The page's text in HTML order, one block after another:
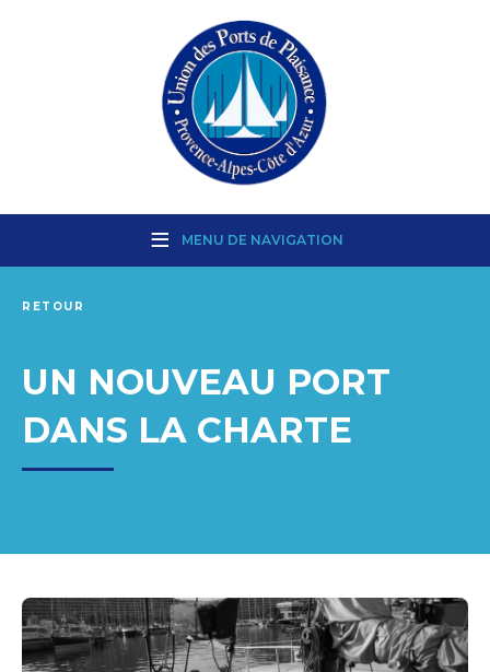
MENU DE NAVIGATION
RETOUR
UN NOUVEAU PORT
DANS LA CHARTE